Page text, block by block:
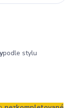
podle stylu